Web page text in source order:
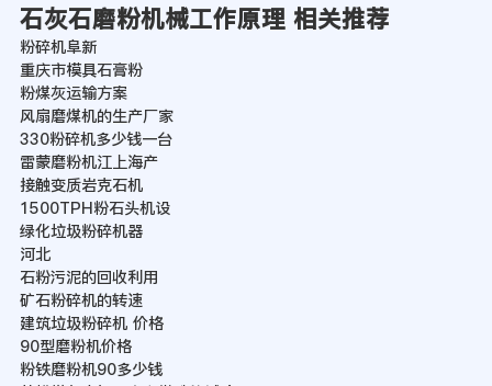
石灰石磨粉机械工作原理 相关推荐
粉碎机阜新
重庆市模具石膏粉
粉煤灰运输方案
风扇磨煤机的生产厂家
330粉碎机多少钱一台
雷蒙磨粉机江上海产
接触变质岩克石机
1500TPH粉石头机设
绿化垃圾粉碎机器
河北
石粉污泥的回收利用
矿石粉碎机的转速
建筑垃圾粉碎机 价格
90型磨粉机价格
粉铁磨粉机90多少钱